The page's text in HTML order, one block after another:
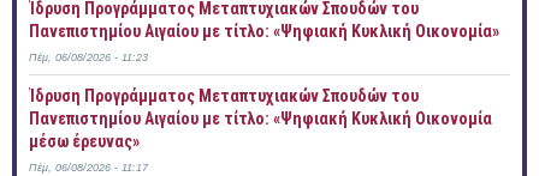
Ίδρυση Προγράμματος Μεταπτυχιακών Σπουδών του
Πανεπιστημίου Αιγαίου με τίτλο: «Ψηφιακή Κυκλική Οικονομία»
Πέμ, 06/08/2026 - 11:23
Ίδρυση Προγράμματος Μεταπτυχιακών Σπουδών του
Πανεπιστημίου Αιγαίου με τίτλο: «Ψηφιακή Κυκλική Οικονομία
μέσω έρευνας»
Πέμ, 06/08/2026 - 11:17